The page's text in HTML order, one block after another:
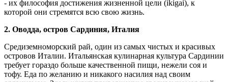
- их философия достижения жизненной цели (ikigai), к
которой они стремятся всю свою жизнь.
2. Оводда, остров Сардиния, Италия
Средиземноморский рай, один из самых чистых и красивых
островов Италии. Итальянская кулинарная культура Сардинии
требует гораздо больше качественной пищи, нежели соя и
тофу. Еда по желанию и никакого насилия над своим